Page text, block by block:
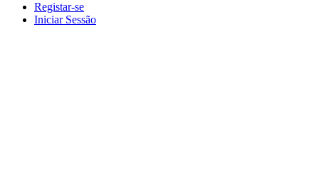
Registar-se
Iniciar Sessão